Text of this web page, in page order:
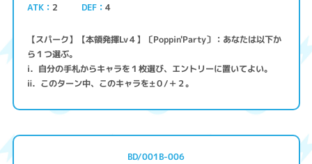
ATK 2 DEF 4
【スパーク】【本領発揮Lv４】〔Poppin'Party〕：あなたは以下か
ら１つ選ぶ。
ⅰ．自分の手札からキャラを１枚選び、エントリーに置いてよい。
ⅱ．このターン中、このキャラを±０/＋２。
BD/001B-006